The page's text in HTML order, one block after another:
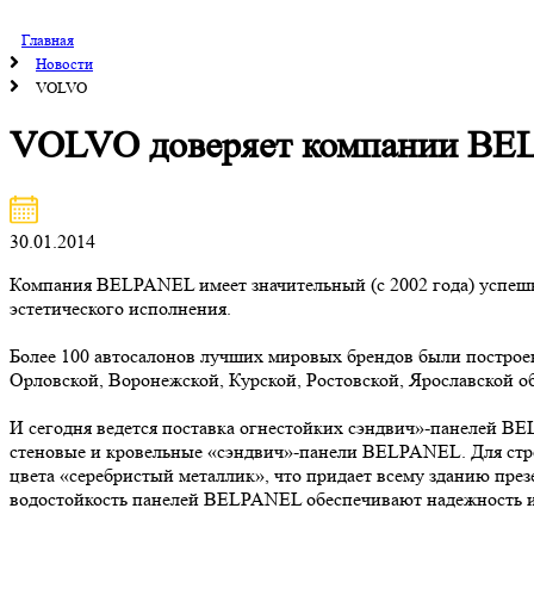
Главная
Новости
VOLVO
VOLVO доверяет компании
30.01.2014
Компания BELPANEL имеет значительный (с 2002 года)
эстетического исполнения.
Более 100 автосалонов лучших мировых брендов были
Орловской, Воронежской, Курской, Ростовской, Ярославской
И сегодня ведется поставка огнестойких сэндвич»-панелей
стеновые и кровельные «сэндвич»-панели BELPANEL. Для
цвета «серебристый металлик», что придает всему зданию
водостойкость панелей BELPANEL обеспечивают надежность